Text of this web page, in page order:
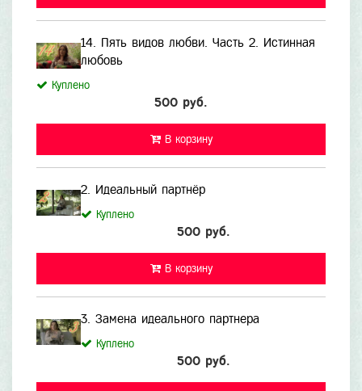
14. Пять видов любви. Часть 2. Истинная
любовь
Куплено
500 руб.
В корзину
2. Идеальный партнёр
Куплено
500 руб.
В корзину
3. Замена идеального партнера
Куплено
500 руб.